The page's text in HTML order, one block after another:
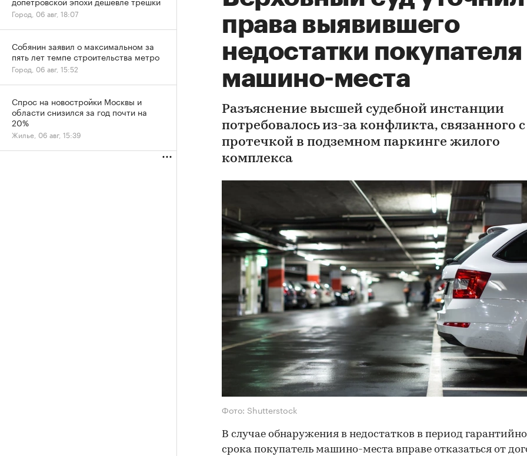
права выявившего
недостатки покупателя
машино-места
Разъяснение высшей судебной инстанции
потребовалось из-за конфликта, связанного с
протечкой в подземном паркинге жилого
комплекса
Фото: Shutterstock
В случае обнаружения в недостатков в период
срока покупатель машино-места вправе отказаться от
Город, 06 авг, 18:07
Собянин заявил о максимальном за
пять лет темпе строительства метро
Город, 06 авг, 15:52
Спрос на новостройки Москвы и
области снизился за год почти на
20%
Жилье, 06 авг, 15:39